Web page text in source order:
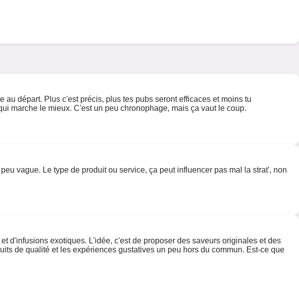
départ. Plus c'est précis, plus tes pubs seront efficaces et moins tu
marche le mieux. C'est un peu chronophage, mais ça vaut le coup.
vague. Le type de produit ou service, ça peut influencer pas mal la strat', non
d'infusions exotiques. L'idée, c'est de proposer des saveurs originales et des
de qualité et les expériences gustatives un peu hors du commun. Est-ce que